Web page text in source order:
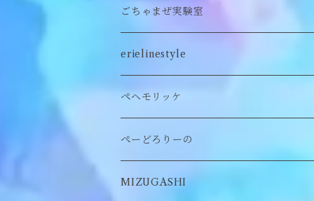
クッション
ぬいぐるみマフラー
ステッカー
ぬいぐるみヘアピン
缶バッヂ
ロンT
キーホルダー
トレーナー
ロンT
CAP
other
Tシャツ
ごちゃまぜ実験室
バッグ
アクセサリー
雑貨
erielinestyle
ピアス/イヤリング
ネックレス
マスクチェーン
ペヘモリッケ
帽子
キーホルダー
ぺーどろりーの
靴下
MIZUGASHI